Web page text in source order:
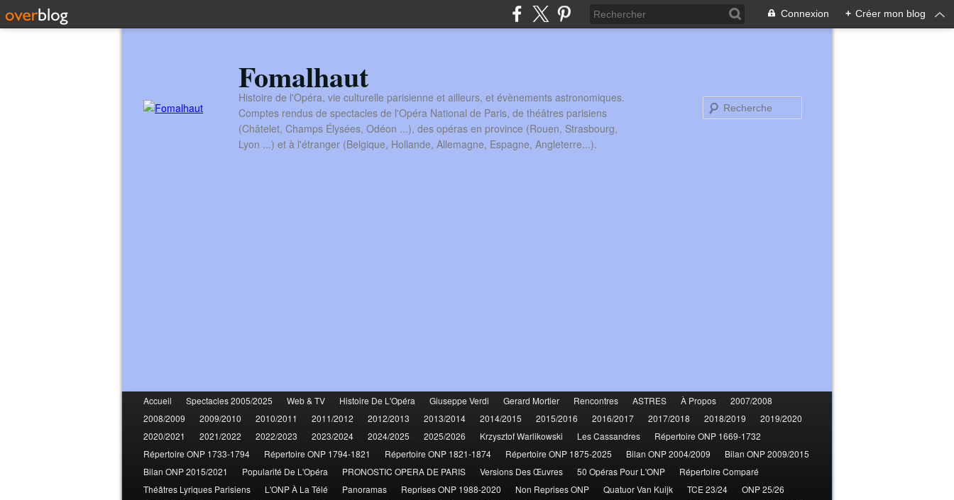
Connexion + Créer mon blog
Fomalhaut
Histoire de l'Opéra, vie culturelle parisienne et ailleurs, et évènements astronomiques.
Comptes rendus de spectacles de l'Opéra National de Paris, de théâtres parisiens
(Châtelet, Champs Élysées, Odéon ...), des opéras en province (Rouen, Strasbourg,
Lyon ...) et à l'étranger (Belgique, Hollande, Allemagne, Espagne, Angleterre...).
Accueil Spectacles 2005/2025 Web & TV Histoire De L'Opéra Giuseppe Verdi Gerard Mortier Rencontres ASTRES À Propos
2007/2008
2008/2009
2009/2010 2010/2011 2011/2012 2012/2013 2013/2014 2014/2015 2015/2016 2016/2017 2017/2018 2018/2019
2019/2020
2020/2021
2021/2022 2022/2023 2023/2024 2024/2025 2025/2026 Krzysztof Warlikowski Les Cassandres
Répertoire ONP 1669-1732
Répertoire ONP 1733-1794
Répertoire ONP 1794-1821 Répertoire ONP 1821-1874 Répertoire ONP 1875-2025 Bilan ONP 2004/2009
Bilan ONP 2009/2015
Bilan ONP 2015/2021
Popularité De L'Opéra PRONOSTIC OPERA DE PARIS Versions Des Œuvres 50 Opéras Pour L'ONP
Répertoire Comparé
Théâtres Lyriques Parisiens
L'ONP À La Télé Panoramas Reprises ONP 1988-2020 Non Reprises ONP Quatuor Van Kuijk TCE 23/24
ONP 25/26